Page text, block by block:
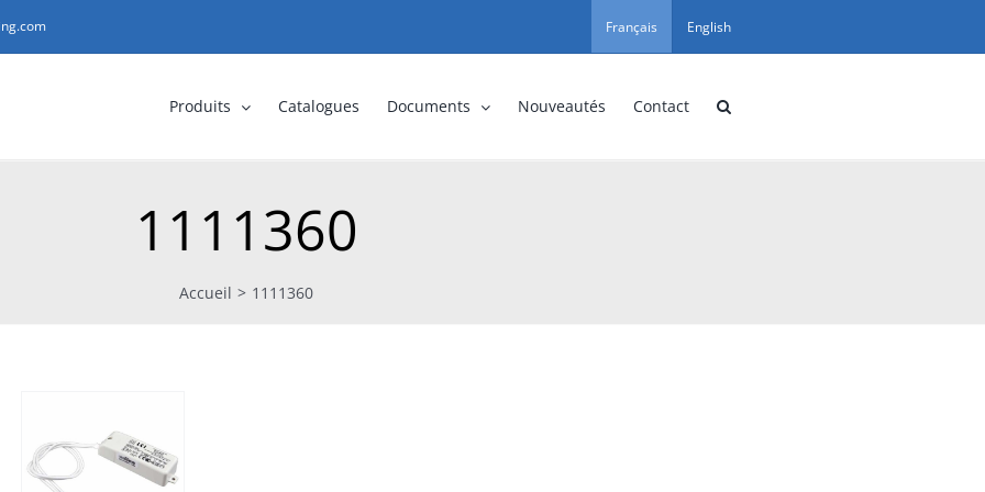
Français English
Produits Catalogues Documents Nouveautés Contact
1111360
Accueil > 1111360